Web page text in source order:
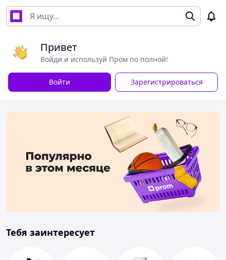
Привет
Войди и используй Пром по полной!
Войти Зарегистрироваться
Тебя заинтересует